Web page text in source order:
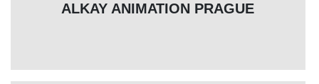
ALKAY ANIMATION PRAGUE